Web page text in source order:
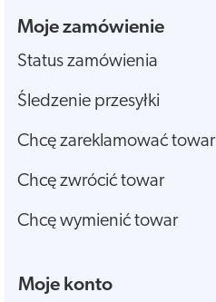
Moje zamówienie
Status zamówienia
Śledzenie przesyłki
Chcę zareklamować towar
Chcę zwrócić towar
Chcę wymienić towar
Moje konto